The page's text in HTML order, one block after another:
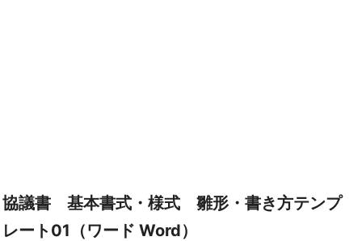
協議書 基本書式・様式 雛形・書き方テンプ
レート01（ワード Word）